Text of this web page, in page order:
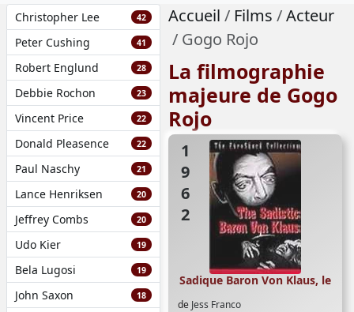
Christopher Lee 42
Peter Cushing 41
Robert Englund 28
Debbie Rochon 23
Vincent Price 22
Donald Pleasence 22
Paul Naschy 21
Lance Henriksen 20
Jeffrey Combs 20
Udo Kier 19
Bela Lugosi 19
John Saxon 18
Accueil Films
Acteur
Gogo Rojo
La filmographie
majeure de Gogo
Rojo
1962
de Jess Franco
Sadique Baron Von Klaus, le